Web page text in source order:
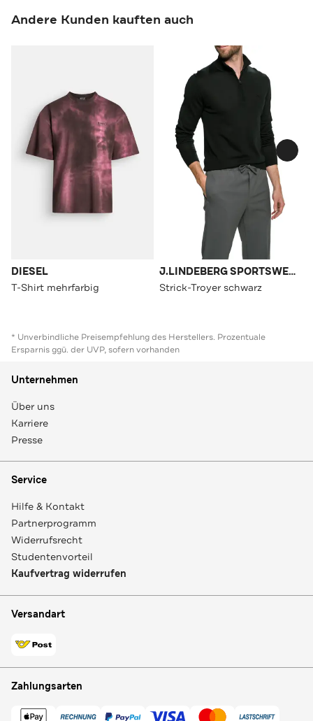
Andere Kunden kauften auch
DIESEL
T-Shirt mehrfarbig
J.LINDEBERG SPORTSWEAR
Strick-Troyer schwarz
* Unverbindliche Preisempfehlung des Herstellers. Prozentuale
Ersparnis ggü. der UVP, sofern vorhanden
Unternehmen
Über uns
Karriere
Presse
Service
Hilfe & Kontakt
Partnerprogramm
Widerrufsrecht
Studentenvorteil
Kaufvertrag widerrufen
Versandart
Zahlungsarten